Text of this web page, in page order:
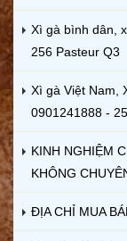
Xì gà bình dân,
256 Pasteur Q3
Xì gà Việt Nam,
0901241888 -
KINH NGHIỆM
KHÔNG
ĐỊA CHỈ MUA